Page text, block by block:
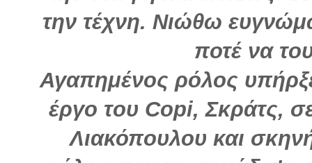
την τέχνη. Νιώθω
ποτέ να
Αγαπημένος ρόλος
έργο του Copi, Σκράτς,
Λιακόπουλου και